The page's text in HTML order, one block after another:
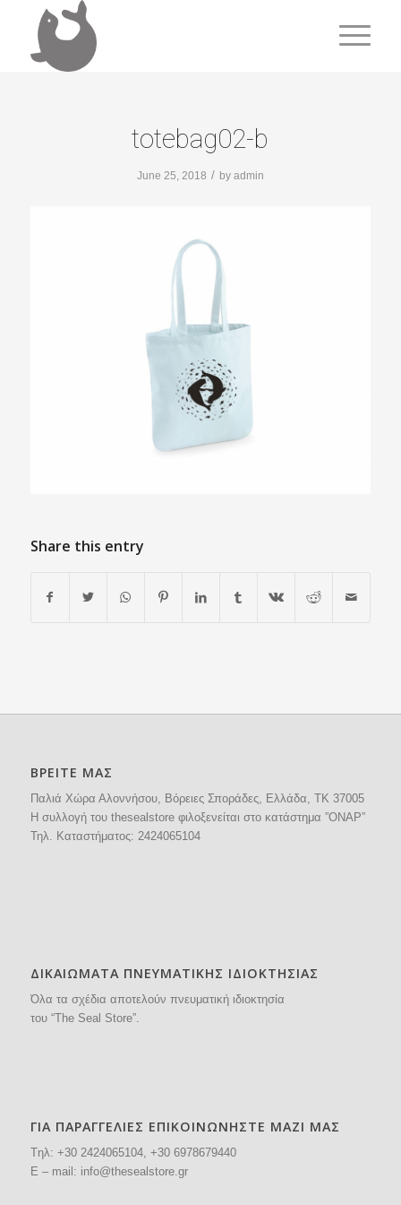
totebag02-b
June 25, 2018 / by admin
Share this entry
ΒΡΕΙΤΕ ΜΑΣ
Παλιά Χώρα Αλοννήσου, Βόρειες Σποράδες, Ελλάδα, ΤΚ 37005
H συλλογή του thesealstore φιλοξενείται στο κατάστημα ”ΟΝΑΡ”
Τηλ. Καταστήματος: 2424065104
ΔΙΚΑΙΩΜΑΤΑ ΠΝΕΥΜΑΤΙΚΗΣ ΙΔΙΟΚΤΗΣΙΑΣ
Όλα τα σχέδια αποτελούν πνευματική ιδιοκτησία
του “The Seal Store”.
ΓΙΑ ΠΑΡΑΓΓΕΛΙΕΣ ΕΠΙΚΟΙΝΩΝΗΣΤΕ ΜΑΖΙ ΜΑΣ
Tηλ: +30 2424065104, +30 6978679440
E – mail: info@thesealstore.gr